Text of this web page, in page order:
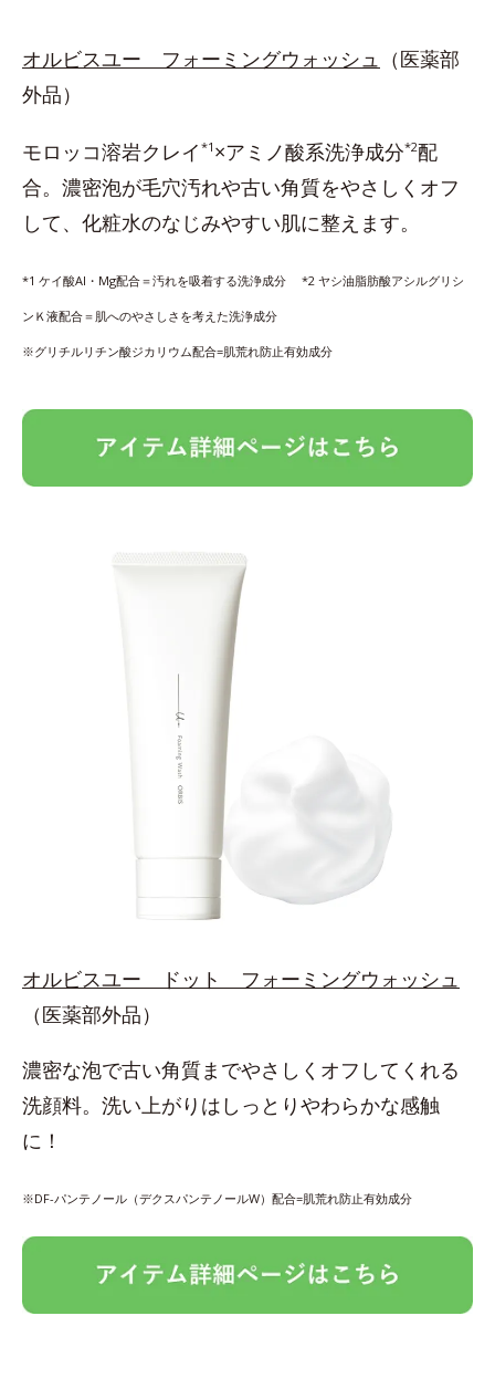
オルビスユー フォーミングウォッシュ （医薬部
外品）
モロッコ溶岩クレイ *1 ×アミノ酸系洗浄成分*2配
合。濃密泡が毛穴汚れや古い角質をやさしくオフ
して、化粧水のなじみやすい肌に整えます。
*1 ケイ酸Al・Mg配合＝汚れを吸着する洗浄成分 *2 ヤシ油脂肪酸アシルグリシ
ンＫ液配合＝肌へのやさしさを考えた洗浄成分
※グリチルリチン酸ジカリウム配合=肌荒れ防止有効成分
オルビスユー ドット フォーミングウォッシュ
（医薬部外品）
濃密な泡で古い角質までやさしくオフしてくれる
洗顔料。洗い上がりはしっとりやわらかな感触
に！
※DF-パンテノール（デクスパンテノールW）配合=肌荒れ防止有効成分